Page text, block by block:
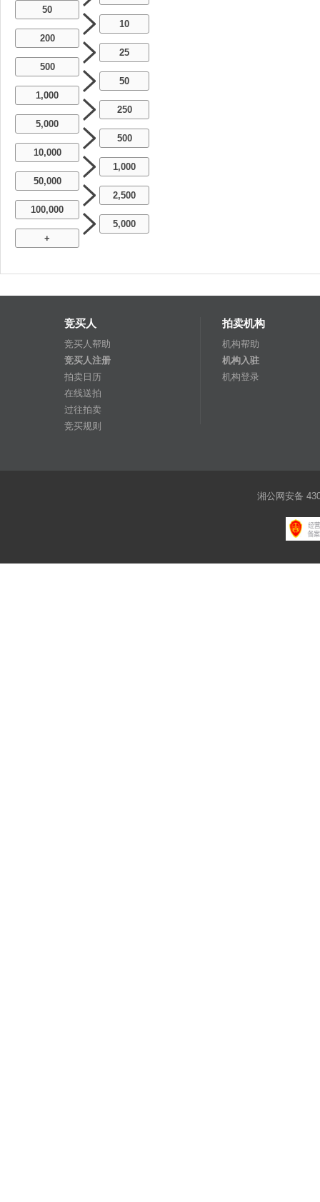
50
10
200
25
500
50
1,000
250
5,000
500
10,000
1,000
50,000
2,500
100,000
5,000
+
竞买人
竞买人帮助
竞买人注册
拍卖日历
在线送拍
过往拍卖
竞买规则
拍卖机构
机构帮助
机构入驻
机构登录
湘公网安备